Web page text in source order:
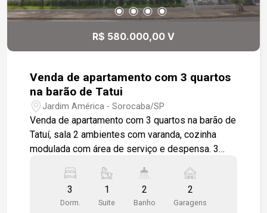
R$ 580.000,00 V
Venda de apartamento com 3 quartos
na barão de Tatui
Jardim América - Sorocaba/SP
Venda de apartamento com 3 quartos na barão de
Tatuí, sala 2 ambientes com varanda, cozinha
modulada com área de serviço e despensa. 3
box em vidro e gabinete. dois dos quartos com
modulados. todo em piso madeira, com
ambientes amplos e iluminados. 2 vagas de
3
Dorm.
1
Suite
2
Banho
2
Garagens